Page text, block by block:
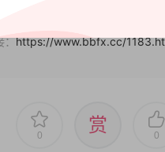
：https://www.bbfx.cc/
0 赏 0